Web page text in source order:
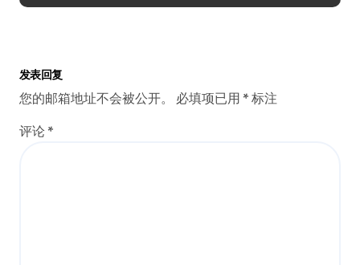
发表回复
您的邮箱地址不会被公开。 必填项已用 * 标注
评论 *